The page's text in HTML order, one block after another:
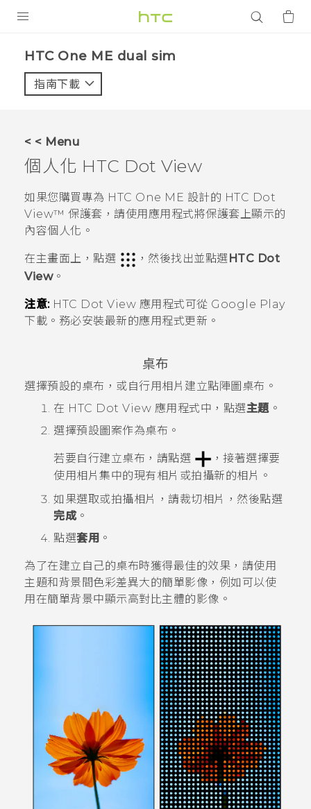
VIVE
應用程式
登入
HTC One ME dual sim‎
指南下載
< < Menu
個人化 HTC Dot View
如果您購買專為 HTC One ME 設計的 HTC Dot
View™ 保護套，請使用應用程式將保護套上顯示的
內容個人化。
在主畫面上，點選 ，然後找出並點選 HTC Dot
View。
注意: HTC Dot View 應用程式可從 Google Play
下載。務必安裝最新的應用程式更新。
桌布
選擇預設的桌布，或自行用相片建立點陣圖桌布。
在 HTC Dot View 應用程式中，點選主題。
選擇預設圖案作為桌布。
若要自行建立桌布，請點選
，接著選擇要
使用相片集中的現有相片或拍攝新的相片。
如果選取或拍攝相片，請裁切相片，然後點選
完成。
點選套用 。
為了在建立自己的桌布時獲得最佳的效果，請使用
主題和背景間色彩差異大的簡單影像，例如可以使
用在簡單背景中顯示高對比主體的影像。